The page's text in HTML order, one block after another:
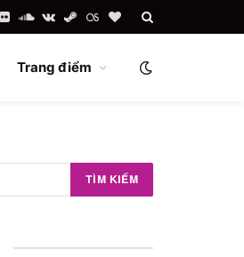
FlickrSoundCloud
VKontakte
SteamLast.fmBlogLovin
Trang điểm